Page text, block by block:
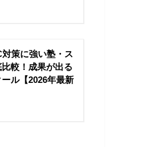
対策に強い塾・ス
較！成果が出る
ル【2026年最新